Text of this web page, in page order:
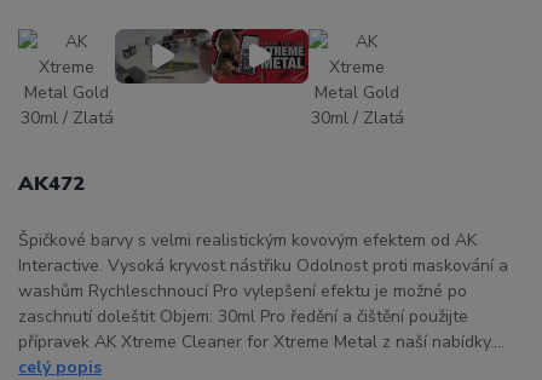
AK472
Špičkové barvy s velmi realistickým kovovým efektem od AK
Interactive. Vysoká kryvost nástřiku Odolnost proti maskování a
washům Rychleschnoucí Pro vylepšení efektu je možné po
zaschnutí doleštit Objem: 30ml Pro ředění a čištění použijte
přípravek AK Xtreme Cleaner for Xtreme Metal z naší nabídky....
celý popis